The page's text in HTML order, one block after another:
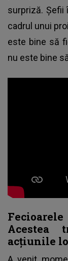
surpriză. Șefii
cadrul unui
este bine să
nu este bine
Acestea
acțiunile